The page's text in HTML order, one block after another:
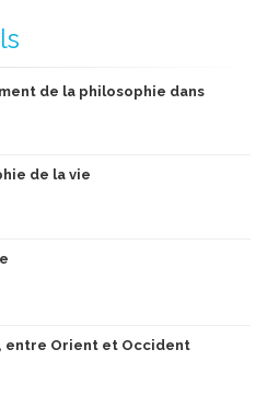
de la philosophie dans
de la vie
entre Orient et Occident